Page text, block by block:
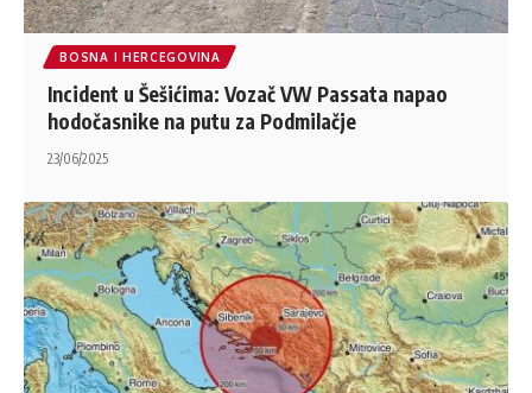
BOSNA I HERCEGOVINA
Incident u Šešićima: Vozač VW Passata napao
hodočasnike na putu za Podmilačje
23/06/2025